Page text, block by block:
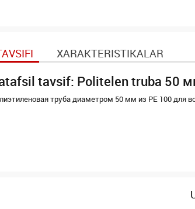
XARAKTERISTIKALAR
tavsif: Politelen truba 50
труба диаметром 50 мм из PE 100 для